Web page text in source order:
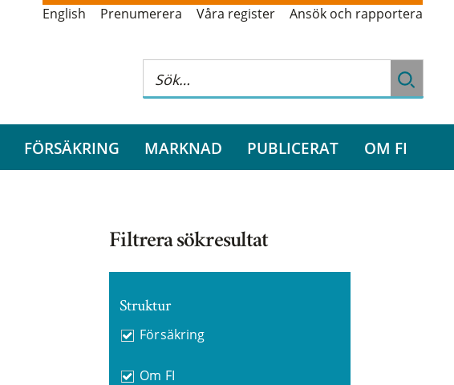
English Prenumerera Våra register Ansök och rapportera
FÖRSÄKRING MARKNAD PUBLICERAT OM FI
Filtrera sökresultat
Struktur
Försäkring
Om FI